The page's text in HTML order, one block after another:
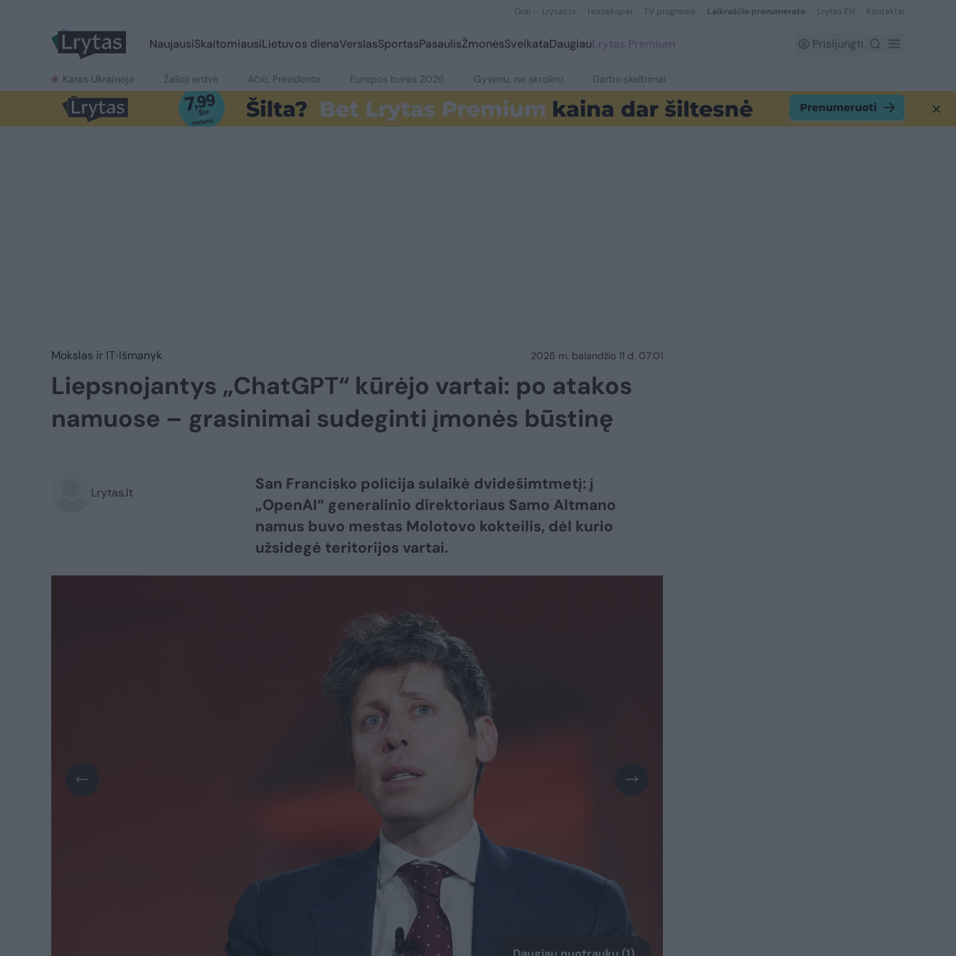
Orai Lrytas.tv Horoskopai TV programa Laikraščio prenumerata Lrytas EN Kontaktai
NaujausiSkaitomiausiLietuvos dienaVerslasSportasPasaulisŽmonėsSveikataDaugiauLrytas Premium Prisijungti
Karas Ukrainoje Žalioji erdvė Ačiū, Prezidente Europos burės 2026 Gyvenu, ne skrolinu Darbo skelbimai
Mokslas ir IT Išmanyk 2026 m. balandžio 11 d. 07:01
Liepsnojantys „ChatGPT“ kūrėjo vartai: po atakos
namuose – grasinimai sudeginti įmonės būstinę
Lrytas.lt
San Francisko policija sulaikė dvidešimtmetį: į
„OpenAI“ generalinio direktoriaus Samo Altmano
namus buvo mestas Molotovo kokteilis, dėl kurio
užsidegė teritorijos vartai.